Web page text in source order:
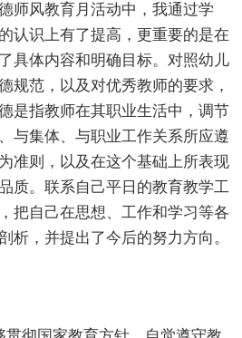
师风教育月活动中，我通过学
认识上有了提高，更重要的是在
具体内容和明确目标。对照幼儿
规范，以及对优秀教师的要求，
是指教师在其职业生活中，调节
与集体、与职业工作关系所应遵
准则，以及在这个基础上所表现
质。联系自己平日的教育教学工
把自己在思想、工作和学习等各
析，并提出了今后的努力方向。